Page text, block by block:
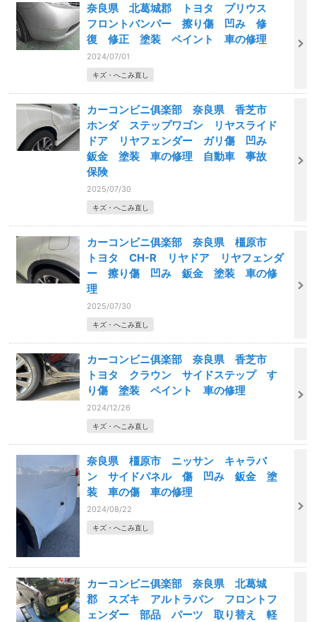
奈良県 北葛城郡 トヨタ プリウス
フロントバンパー 擦り傷 凹み 修
復 修正 塗装 ペイント 車の修理
2024/07/01
キズ・へこみ直し
カーコンビニ俱楽部 奈良県 香芝市
ホンダ ステップワゴン リヤスライド
ドア リヤフェンダー ガリ傷 凹み
鈑金 塗装 車の修理 自動車 事故
保険
2025/07/30
キズ・へこみ直し
カーコンビニ俱楽部 奈良県 橿原市
トヨタ CH-R リヤドア リヤフェンダ
ー 擦り傷 凹み 鈑金 塗装 車の修
理
2025/07/30
キズ・へこみ直し
カーコンビニ俱楽部 奈良県 香芝市
トヨタ クラウン サイドステップ す
り傷 塗装 ペイント 車の修理
2024/12/26
キズ・へこみ直し
奈良県 橿原市 ニッサン キャラバ
ン サイドパネル 傷 凹み 鈑金 塗
装 車の傷 車の修理
2024/08/22
キズ・へこみ直し
カーコンビニ俱楽部 奈良県 北葛城
郡 スズキ アルトラパン フロントフ
ェンダー 部品 パーツ 取り替え 軽